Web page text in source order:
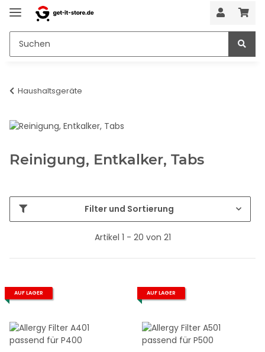
Haushaltsgeräte
Reinigung, Entkalker, Tabs
Filter und Sortierung
Artikel 1 - 20 von 21
AUF LAGER AUF LAGER